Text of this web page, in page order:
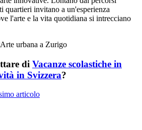
quartieri invitano a un'esperienza
l'arte e la vita quotidiana si intrecciano
di Vacanze scolastiche in
in Svizzera?
articolo